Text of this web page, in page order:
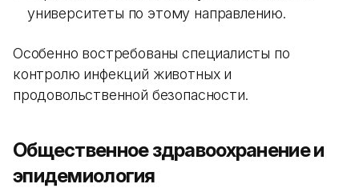
университеты по этому направлению.
Особенно востребованы специалисты по
контролю инфекций животных и
продовольственной безопасности.
Общественное здравоохранение и
эпидемиология